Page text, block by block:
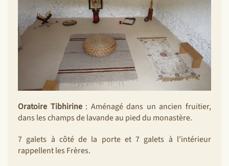
Oratoire Tibhirine: Aménagé dans un ancien fruitier,
dans les champs de lavande au pied du monastère.
7 galets à côté de la porte et 7 galets à l'intérieur
rappellent les Frères.